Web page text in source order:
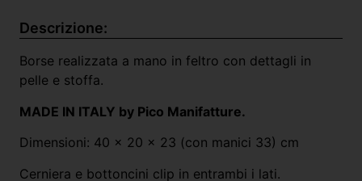
Descrizione:
Borse realizzata a mano in feltro con dettagli in
pelle e stoffa.
MADE IN ITALY by Pico Manifatture.
Dimensioni: 40 x 20 x 23 (con manici 33) cm
Cerniera e bottoncini clip in entrambi i lati.